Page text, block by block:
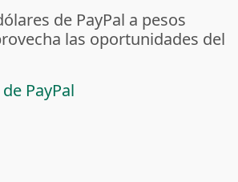
de PayPal a pesos
las oportunidades del
PayPal